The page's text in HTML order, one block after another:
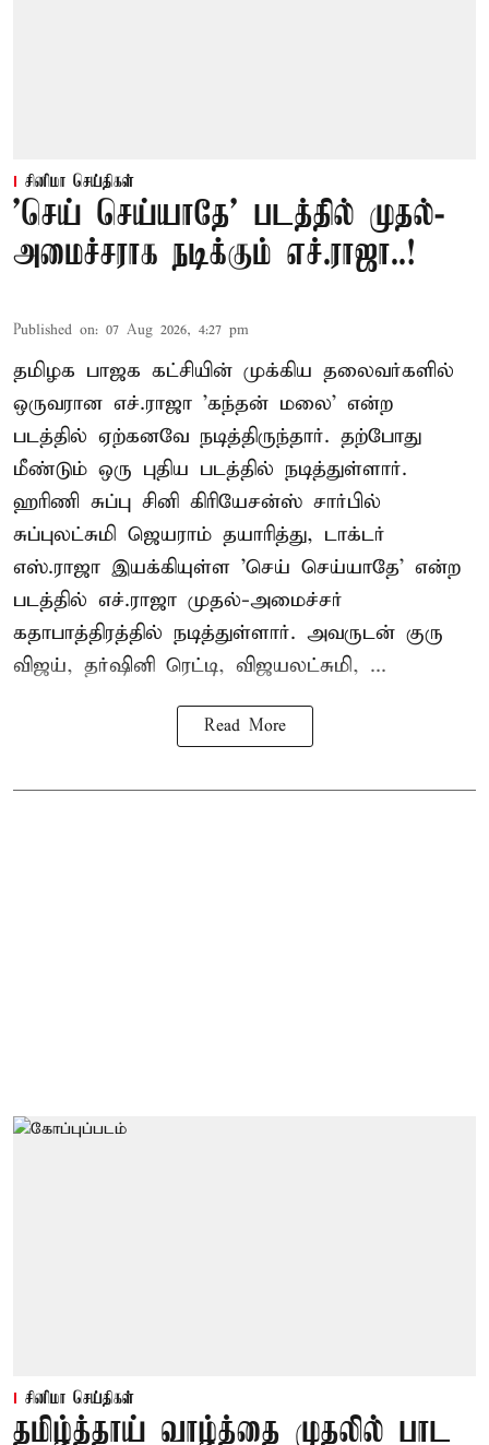
சினிமா செய்திகள்
'செய் செய்யாதே' படத்தில் முதல்-
அமைச்சராக நடிக்கும் எச்.ராஜா..!
Published on: 07 Aug 2026, 4:27 pm
தமிழக பாஜக கட்சியின் முக்கிய தலைவர்களில்
ஒருவரான எச்.ராஜா 'கந்தன் மலை' என்ற
படத்தில் ஏற்கனவே நடித்திருந்தார். தற்போது
மீண்டும் ஒரு புதிய படத்தில் நடித்துள்ளார்.
ஹரிணி சுப்பு சினி கிரியேசன்ஸ் சார்பில்
சுப்புலட்சுமி ஜெயராம் தயாரித்து, டாக்டர்
எஸ்.ராஜா இயக்கியுள்ள 'செய் செய்யாதே' என்ற
படத்தில் எச்.ராஜா முதல்-அமைச்சர்
கதாபாத்திரத்தில் நடித்துள்ளார். அவருடன் குரு
விஜய், தர்ஷினி ரெட்டி, விஜயலட்சுமி, ...
Read More
சினிமா செய்திகள்
தமிழ்த்தாய் வாழ்த்தை முதலில் பாட